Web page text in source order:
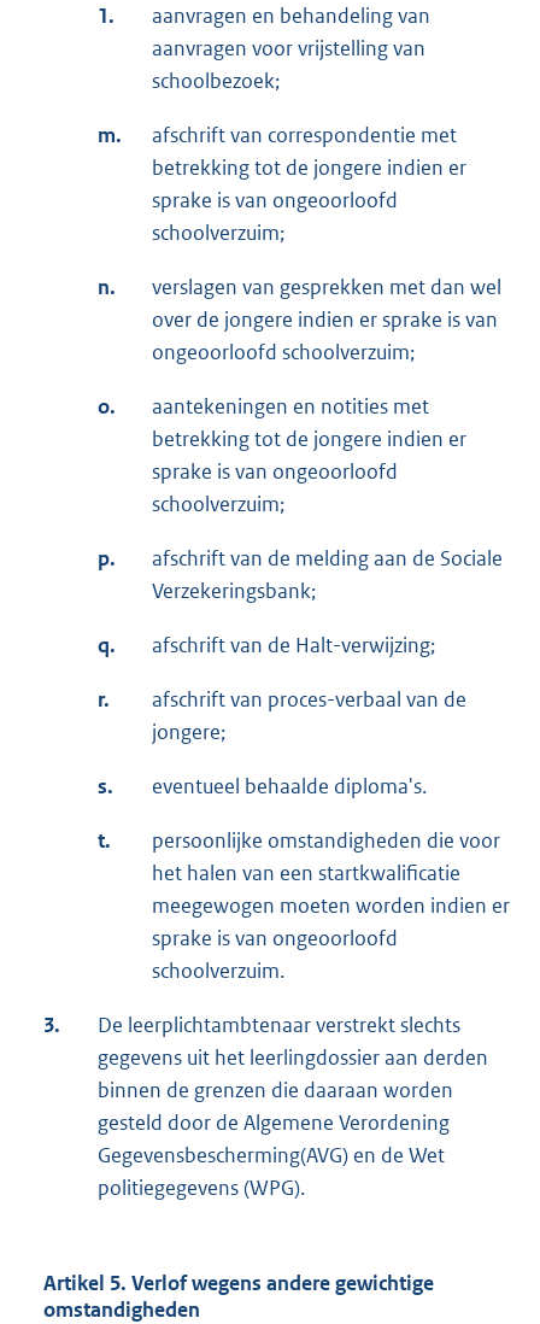
1.
aanvragen en behandeling van
aanvragen voor vrijstelling van
schoolbezoek;
m.
afschrift van correspondentie met
betrekking tot de jongere indien er
sprake is van ongeoorloofd
schoolverzuim;
n.
verslagen van gesprekken met dan wel
over de jongere indien er sprake is van
ongeoorloofd schoolverzuim;
o.
aantekeningen en notities met
betrekking tot de jongere indien er
sprake is van ongeoorloofd
schoolverzuim;
p.
afschrift van de melding aan de Sociale
Verzekeringsbank;
q. afschrift van de Halt-verwijzing;
r.
afschrift van proces-verbaal van de
jongere;
s. eventueel behaalde diploma's.
t.
persoonlijke omstandigheden die voor
het halen van een startkwalificatie
meegewogen moeten worden indien er
sprake is van ongeoorloofd
schoolverzuim.
3.
De leerplichtambtenaar verstrekt slechts
gegevens uit het leerlingdossier aan derden
binnen de grenzen die daaraan worden
gesteld door de Algemene Verordening
Gegevensbescherming(AVG) en de Wet
politiegegevens (WPG).
Artikel 5. Verlof wegens andere gewichtige
omstandigheden